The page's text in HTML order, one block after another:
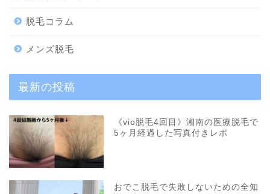
脱毛コラム
メンズ脱毛
最新の投稿
《vio脱毛4回目》湘南の医療脱毛で
5ヶ月経過した写真付きレポ
おでこ脱毛で失敗しないための全知